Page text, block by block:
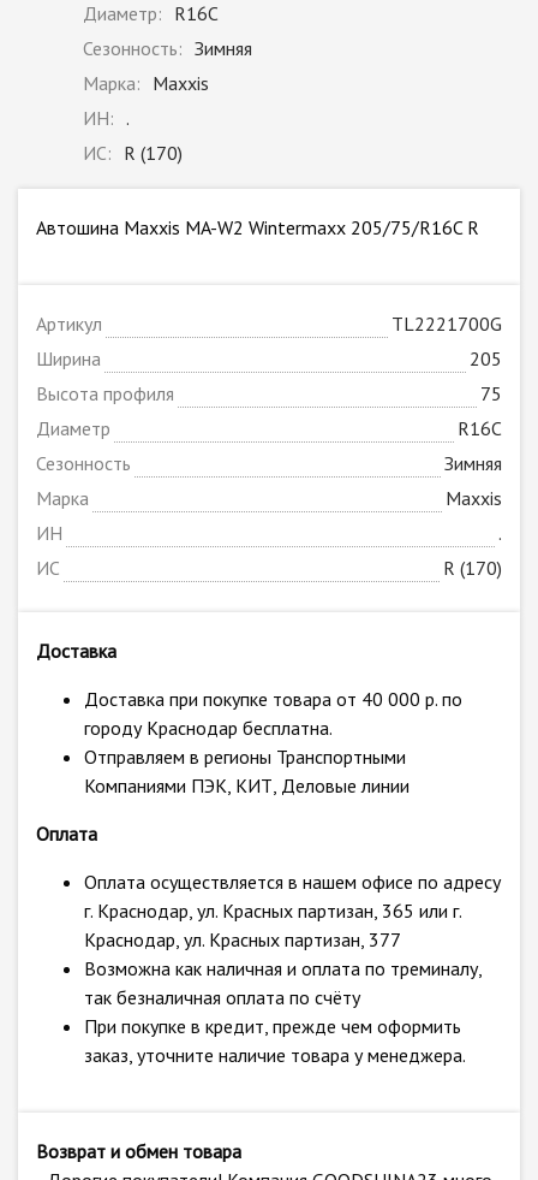
Диаметр: R16C
Сезонность: Зимняя
Марка: Maxxis
ИН: .
ИС: R (170)
Автошина Maxxis MA-W2 Wintermaxx 205/75/R16C R
Артикул
TL2221700G
Ширина
205
Высота профиля
75
Диаметр
R16C
Сезонность
Зимняя
Марка
Maxxis
ИН
.
ИС
R (170)
Доставка
Доставка при покупке товара от 40 000 р. по
городу Краснодар бесплатна.
Отправляем в регионы Транспортными
Компаниями ПЭК, КИТ, Деловые линии
Оплата
Оплата осуществляется в нашем офисе по адресу
г. Краснодар, ул. Красных партизан, 365 или г.
Краснодар, ул. Красных партизан, 377
Возможна как наличная и оплата по треминалу,
так безналичная оплата по счёту
При покупке в кредит, прежде чем оформить
заказ, уточните наличие товара у менеджера.
Возврат и обмен товара